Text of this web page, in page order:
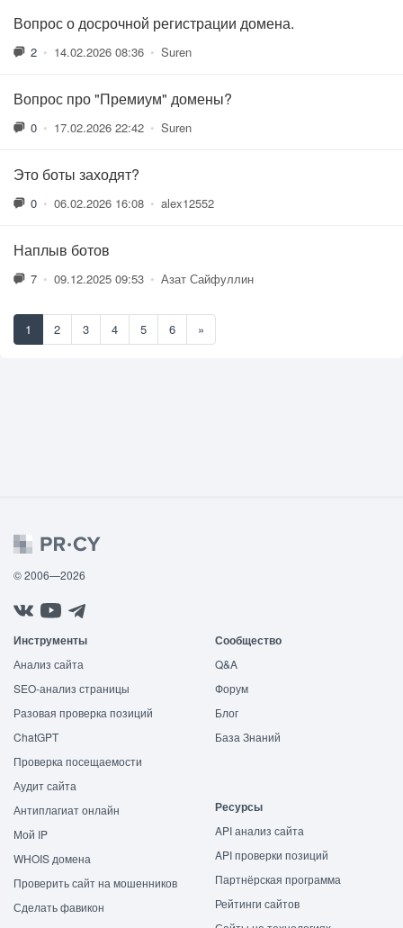
Вопрос о досрочной регистрации домена.
2 • 14.02.2026 08:36 • Suren
Вопрос про "Премиум" домены?
0 • 17.02.2026 22:42 • Suren
Это боты заходят?
0 • 06.02.2026 16:08 • alex12552
Наплыв ботов
7 • 09.12.2025 09:53 • Азат Сайфуллин
1 2 3 4 5 6 »
© 2006—2026
Инструменты
Анализ сайта
SEO-анализ страницы
Разовая проверка позиций
ChatGPT
Проверка посещаемости
Аудит сайта
Антиплагиат онлайн
Мой IP
WHOIS домена
Проверить сайт на мошенников
Сделать фавикон
Сообщество
Q&A
Форум
Блог
База Знаний
Ресурсы
API анализ сайта
API проверки позиций
Партнёрская программа
Рейтинги сайтов